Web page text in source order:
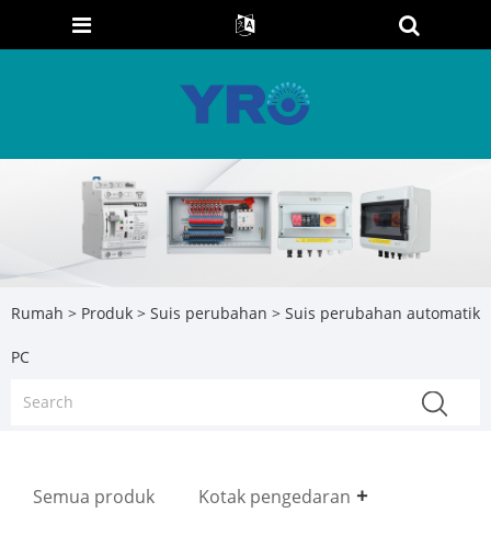
Rumah > Produk > Suis perubahan > Suis perubahan automatik
PC
Semua produk Kotak pengedaran